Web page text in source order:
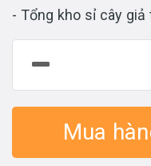
- Tổng kho sỉ cây
Mua